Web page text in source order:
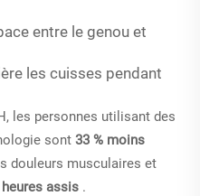
entre le genou et
les cuisses pendant
les personnes utilisant des
sont 33 % moins
douleurs musculaires et
assis .